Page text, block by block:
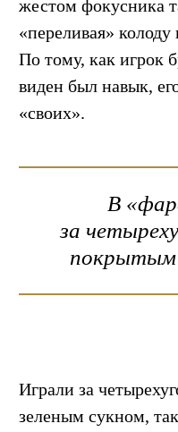
жестом фокусника
«переливая»
По тому, как игрок
виден был навык,
«своих».
В
за
покрытым
Играли за
зеленым сукном,